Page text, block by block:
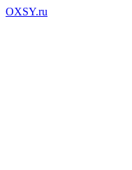
OXSY.ru